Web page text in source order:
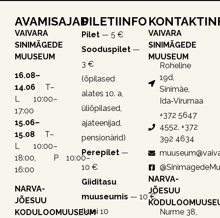
AVAMISAJAD
VAIVARA
SINIMÄGEDE
MUUSEUM
16.08–
14.06 T–
L 10:00–
17:00
15.06–
15.08 T–
L 10:00–
18:00, P 10:00–
16:00
NARVA-
JÕESUU
KODULOOMUUSEUM
PILETIINFO
Pilet — 5 €
Sooduspilet —
3 €
(õpilased
alates 10. a,
üliõpilased,
ajateenijad,
pensionärid)
Perepilet —
10 €
Giiditasu
muuseumis — 10 €
(kuni 10
VAIVARA
SINIMÄGEDE
MUUSEUM
Roheline
19d,
Sinimäe,
Ida‑Virumaa
+372 5647
4552, +372
392 4634
NARVA-
JÕESUU
Nurme 38,